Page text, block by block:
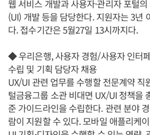
웹 서비스 개발과 사용자·관리자 포털
(UI) 개발 등을 담당한다. 지원자는 3년
다. 접수기간은 5월27일 13시까지다.
◆ 우리은행, 사용자 경험/사용자 인터
수립 및 기획 담당자 채용
UX/UI 관련 업무를 수행할 전문계약 직
털금융그룹 소관 비대면 UX/UI 정책을
준 가이드라인을 수립한다. 관련 분야
람이 지원할 수 있다. 모바일 애플리케